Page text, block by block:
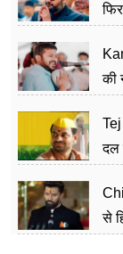
की
दल
से